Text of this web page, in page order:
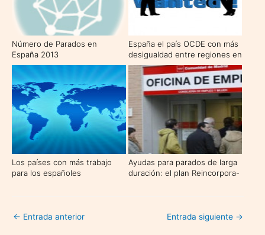
Número de Parados en
España 2013
España el país OCDE con más
desigualdad entre regiones en
el desempleo
Los países con más trabajo
para los españoles
Ayudas para parados de larga
duración: el plan Reincorpora-
← Entrada anterior Entrada siguiente →